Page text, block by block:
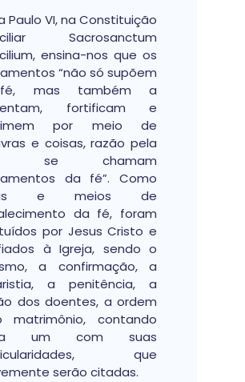
Paulo VI, na Constituição
Sacrosanctum
ensina-nos que os
“não só supõem
mas também a
fortificam e
por meio de
e coisas, razão pela
se chamam
da fé”. Como
e meios de
da fé, foram
por Jesus Cristo e
à Igreja, sendo o
a confirmação, a
a penitência, a
dos doentes, a ordem
contando
um com suas
que
serão citadas.